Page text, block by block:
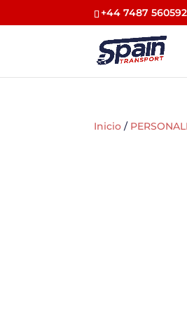
+44 7487 560592
Inicio /